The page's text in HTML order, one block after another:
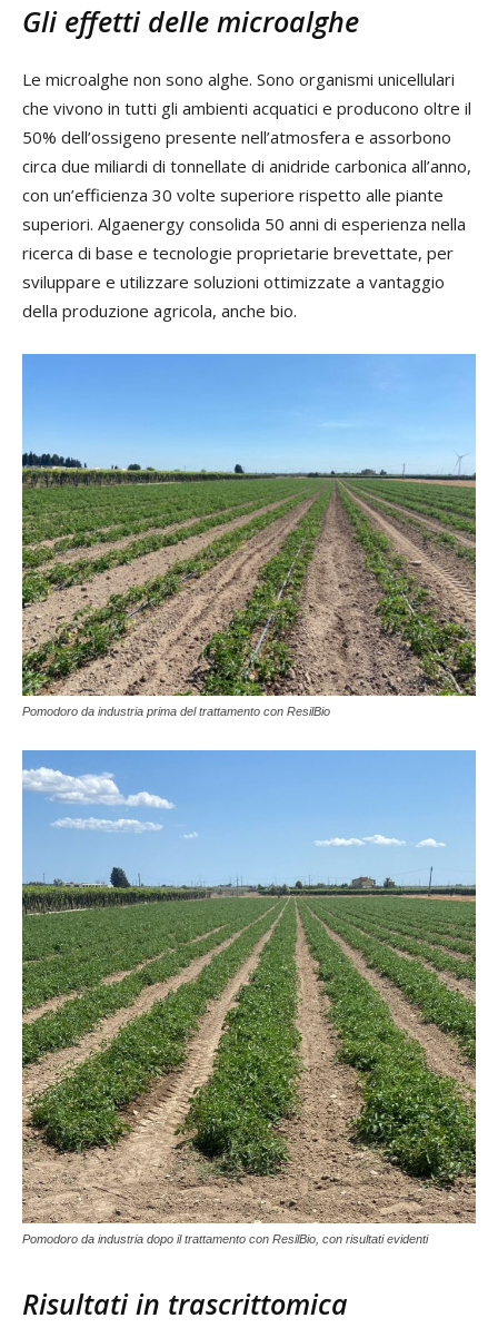
Gli effetti delle microalghe
Le microalghe non sono alghe. Sono organismi unicellulari
che vivono in tutti gli ambienti acquatici e producono oltre il
50% dell’ossigeno presente nell’atmosfera e assorbono
circa due miliardi di tonnellate di anidride carbonica all’anno,
con un’efficienza 30 volte superiore rispetto alle piante
superiori. Algaenergy consolida 50 anni di esperienza nella
ricerca di base e tecnologie proprietarie brevettate, per
sviluppare e utilizzare soluzioni ottimizzate a vantaggio
della produzione agricola, anche bio.
Pomodoro da industria prima del trattamento con ResilBio
Pomodoro da industria dopo il trattamento con ResilBio, con risultati evidenti
Risultati in trascrittomica